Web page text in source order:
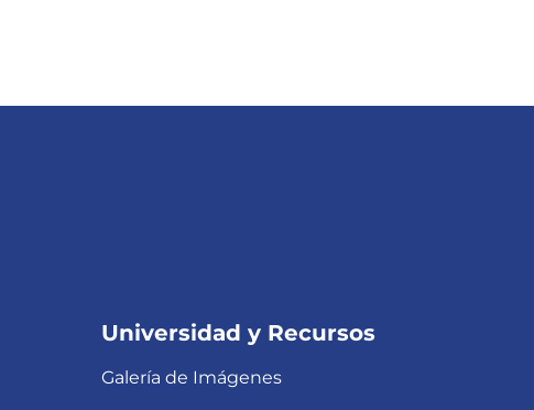
Universidad y Recursos
Galería de Imágenes